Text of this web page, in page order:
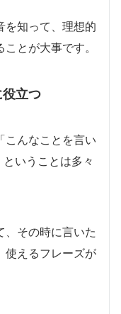
を知って、理想的
とが大事です。
立つ
こんなことを言い
いうことは多々
、その時に言いた
使えるフレーズが